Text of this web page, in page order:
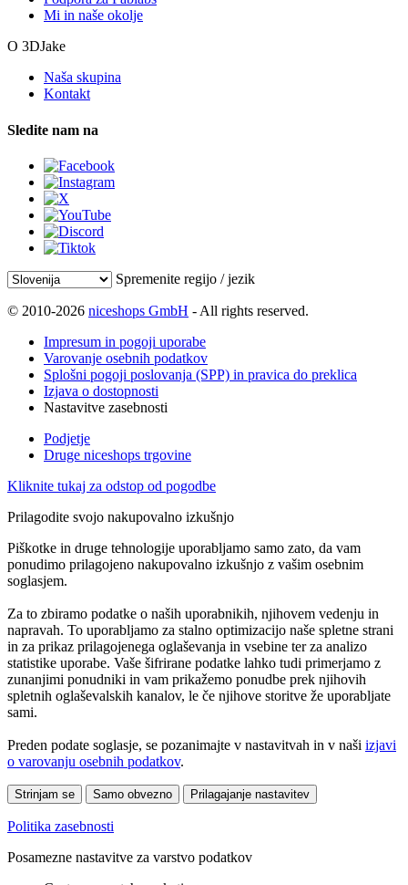
Mi in naše okolje
O 3DJake
Naša skupina
Kontakt
Sledite nam na
Spremenite regijo / jezik
© 2010-2026 niceshops GmbH - All rights reserved.
Impresum in pogoji uporabe
Varovanje osebnih podatkov
Splošni pogoji poslovanja (SPP) in pravica do preklica
Izjava o dostopnosti
Nastavitve zasebnosti
Podjetje
Druge niceshops trgovine
Kliknite tukaj za odstop od pogodbe
Prilagodite svojo nakupovalno izkušnjo
Piškotke in druge tehnologije uporabljamo samo zato, da vam
ponudimo prilagojeno nakupovalno izkušnjo z vašim osebnim
soglasjem.
Za to zbiramo podatke o naših uporabnikih, njihovem vedenju in
napravah. To uporabljamo za stalno optimizacijo naše spletne strani
in za prikaz prilagojenega oglaševanja in vsebine ter za analizo
statistike uporabe. Vaše šifrirane podatke lahko tudi primerjamo z
zunanjimi ponudniki in vam prikažemo ponudbe prek njihovih
spletnih oglaševalskih kanalov, le če njihove storitve že uporabljate
sami.
Preden podate soglasje, se pozanimajte v nastavitvah in v naši izjavi
o varovanju osebnih podatkov.
Strinjam se Samo obvezno Prilagajanje nastavitev
Politika zasebnosti
Posamezne nastavitve za varstvo podatkov